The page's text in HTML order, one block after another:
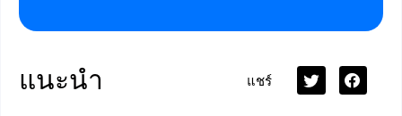
แนะนำ แชร์